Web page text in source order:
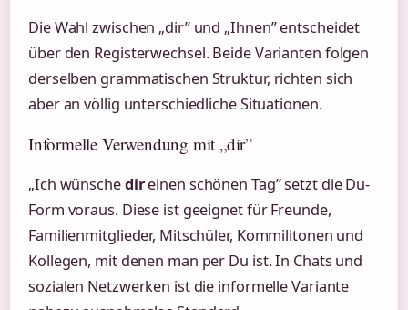
Die Wahl zwischen „dir” und „Ihnen” entscheidet
über den Registerwechsel. Beide Varianten folgen
derselben grammatischen Struktur, richten sich
aber an völlig unterschiedliche Situationen.
Informelle Verwendung mit „dir”
„Ich wünschedireinen schönen Tag” setzt die Du-
Form voraus. Diese ist geeignet für Freunde,
Familienmitglieder, Mitschüler, Kommilitonen und
Kollegen, mit denen man per Du ist. In Chats und
sozialen Netzwerken ist die informelle Variante